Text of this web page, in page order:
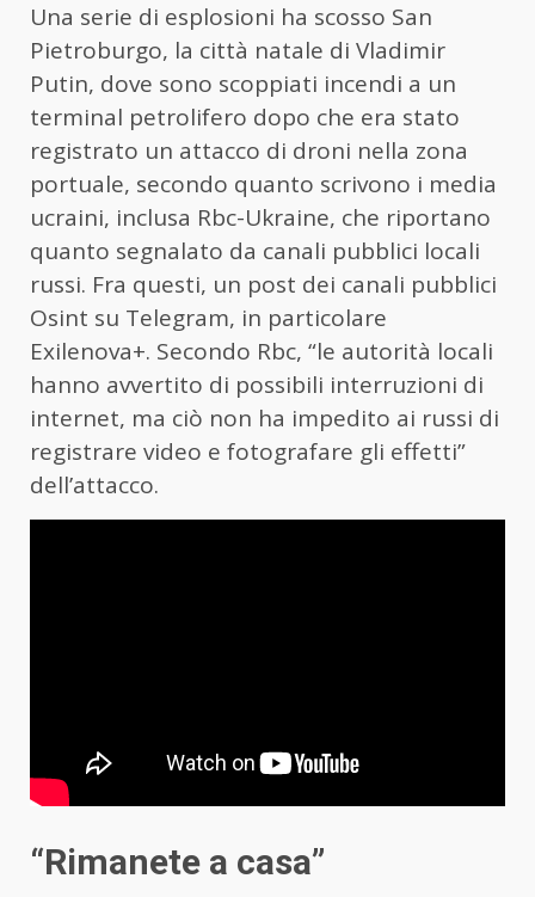
Una serie di esplosioni ha scosso San
Pietroburgo, la città natale di Vladimir
Putin, dove sono scoppiati incendi a un
terminal petrolifero dopo che era stato
registrato un attacco di droni nella zona
portuale, secondo quanto scrivono i media
ucraini, inclusa Rbc-Ukraine, che riportano
quanto segnalato da canali pubblici locali
russi. Fra questi, un post dei canali pubblici
Osint su Telegram, in particolare
Exilenova+. Secondo Rbc, “le autorità locali
hanno avvertito di possibili interruzioni di
internet, ma ciò non ha impedito ai russi di
registrare video e fotografare gli effetti”
dell’attacco.
“Rimanete a casa”